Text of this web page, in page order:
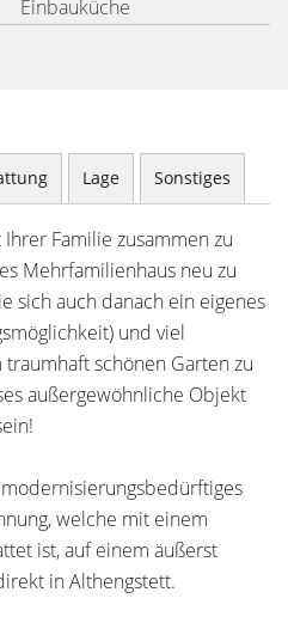
Einbauküche
Lage Sonstiges
Familie zusammen zu
Mehrfamilienhaus neu zu
sich auch danach ein eigenes
und viel
schönen Garten zu
außergewöhnliche Objekt
welche mit einem
ist, auf einem äußerst
in Althengstett.